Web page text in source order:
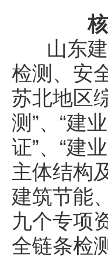
山东建
检测、安
苏北地区
测”、“建
证”、“建
主体结构
建筑节能
九个专项
全链条检